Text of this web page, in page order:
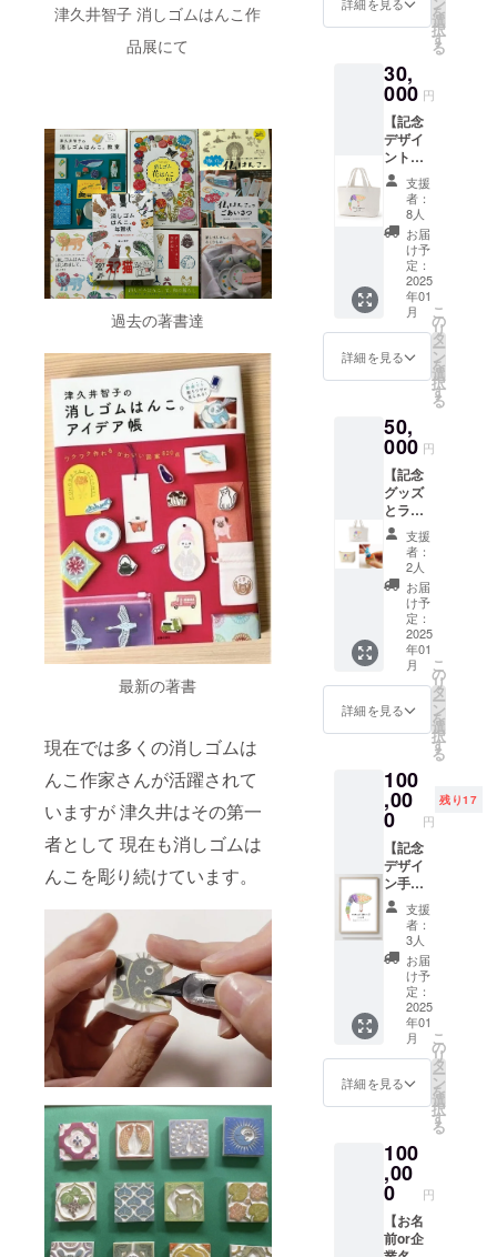
津久井智子 消しゴムはんこ作
品展にて
過去の著書達
最新の著書
現在では多くの消しゴムは
んこ作家さんが活躍されて
いますが 津久井はその第一
者として 現在も消しゴムは
んこを彫り続けています。
ザイン
の特別
なクリ
アファ
イルで
す。持
ち運び
に便利
なA5サ
イズで
大切な
書類 レ
シート
お手紙
ポスト
カード
などの
す。
〈象夏
堂オリ
ジナル
ポスト
カード2
枚〉 サ
イズ横
100mm
(10cm)
150mm
(15cm)
象夏堂
オリジ
スト
カード
のデザ
インの
もの2枚
(何が届
くかお
楽しみ
♪)が入
りま
す。
〈ラ
バース
タン
プ〉 新
商品ラ
バース
タンプ
面及び
台木の
約
3cm(2.
5~4cm
程度で
の作成
を予定
堂ポス
トカー
ラバー
スタン
プ2個／
インク1
個 〜リ
ターン
の詳
細〜
〈記念
デザイ
ンA5ク
リア
ファイ
ル〉 サ
イズ横
148mm
(14.8c
210mm
クラ
ファン
記念デ
ザイン
の特別
なクリ
アファ
イルで
す。持
ち運び
に便利
なA5サ
イズで
大切な
書類 レ
シート
お手紙
保管に
適して
いま
す。
〈象夏
堂A5ク
リア
ファイ
ル〉 サ
イズ横
148mm
(14.8c
m)×縦
210mm
(21cm)
象夏堂
オリジ
ナルク
から 人
気のデ
ザイン
のもの1
枚(何が
届くか
を
選
択
す
る
30,
000 円
【記念
デザイ
ントー
トバッ
グ】 ク
ラファ
ン記念
デザイ
ンの
トート
バッグ
をお送
りいた
しま
す。 サ
イズ約
H200x
D100m
m マチ
ありミ
ニトー
ト。お
弁当箱
とペッ
トボト
ルが入
るサイ
ズなの
で、ラ
ンチ
バッグ
として
最適で
入れて
近所へ
のお出
かけ
に、
ペット
のオリ
ジナル
バッグ
やお散
歩バッ
グに
も。 ※
画像は
イメー
ジです
支援
者：
8人
お届
け予
定：
2025
年01
月
詳細を見る
こ
の
リ
タ
ー
ン
を
選
択
す
る
50,
000 円
【記念
グッズ
とラ
バース
タンプ
のセッ
ト】記
念デザ
イン
トート
バッグ
／記念
デザイ
ンポー
チ／ラ
バース
１個／
インク
１個 〜
リター
ンの詳
細〜
〈記念
デザイ
ントー
トバッ
グ〉 サ
イズ約
W300x
H200x
D100m
m マ
チあり
ミニ
トー
ト。お
とペッ
トボト
ルが入
るサイ
ズなの
で、ラ
支援
者：
2人
お届
け予
定：
2025
年01
月
詳細を見る
こ
の
リ
タ
ー
ン
を
選
択
す
る
100
,00
0 円
残り17
【記念
デザイ
ン手押
し版画
(額入
り)】 ク
ラファ
ン限定
デザイ
ンの消
しゴム
はんこ
アート
(版画作
品)で
す。津
子が手
彫りの
消しゴ
ムはん
こで 一
色ずつ
支援
者：
3人
お届
け予
定：
2025
年01
月
詳細を見る
こ
の
リ
タ
ー
ン
を
選
択
す
る
100
,00
0 円
【お名
前or企